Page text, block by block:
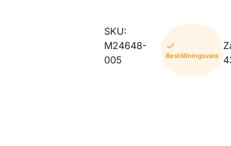
SKU:
M24648-
005
Beställningsvara